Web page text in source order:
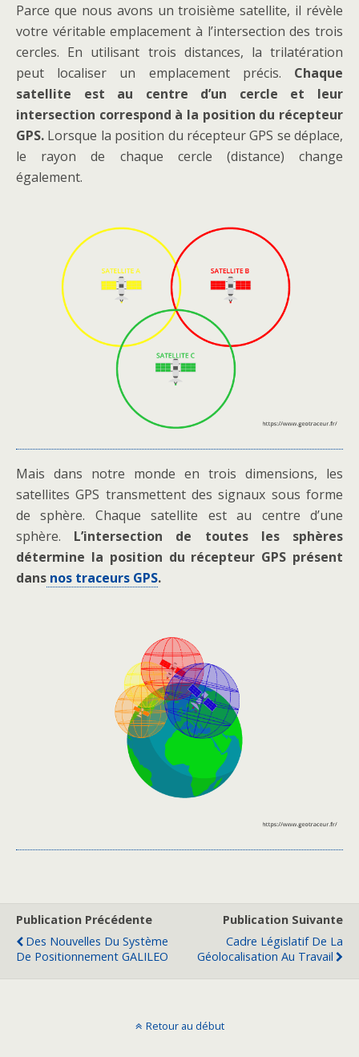
Parce que nous avons un troisième satellite, il révèle
votre véritable emplacement à l’intersection des trois
cercles. En utilisant trois distances, la trilatération
peut localiser un emplacement précis. Chaque
satellite est au centre d’un cercle et leur
intersection correspond à la position du récepteur
GPS. Lorsque la position du récepteur GPS se déplace,
le rayon de chaque cercle (distance) change
également.
Mais dans notre monde en trois dimensions, les
satellites GPS transmettent des signaux sous forme
de sphère. Chaque satellite est au centre d’une
sphère. L’intersection de toutes les sphères
détermine la position du récepteur GPS présent
dans nos traceurs GPS.
Publication Précédente
Des Nouvelles Du Système
De Positionnement GALILEO
Publication Suivante
Cadre Législatif De La
Géolocalisation Au Travail
Retour au début